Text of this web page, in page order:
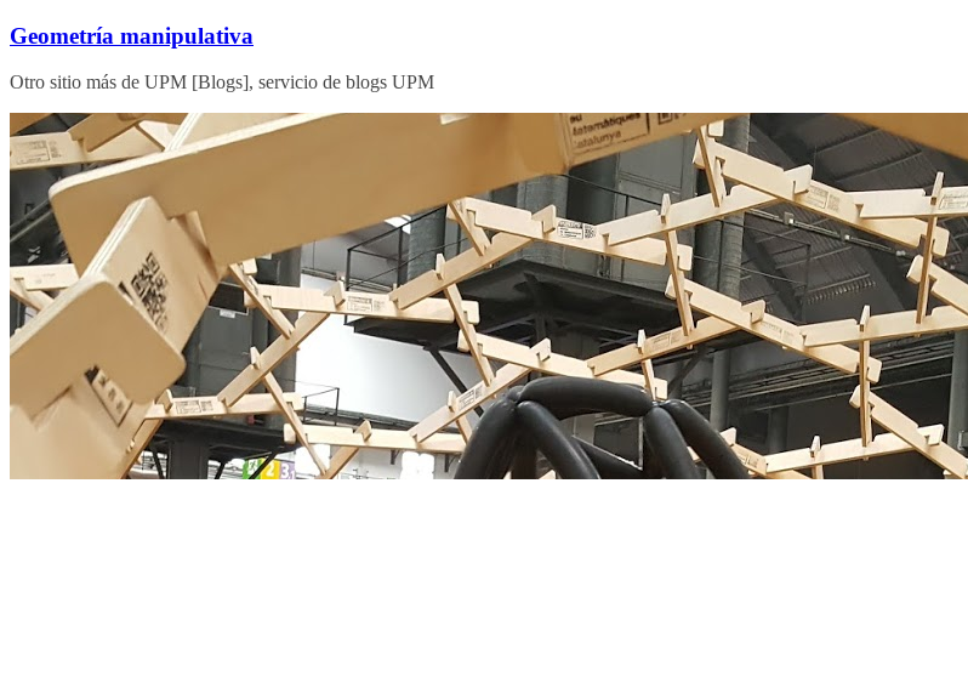
Saltar
contenido
Geometría manipulativa
Otro sitio más de UPM [Blogs], servicio de blogs UPM